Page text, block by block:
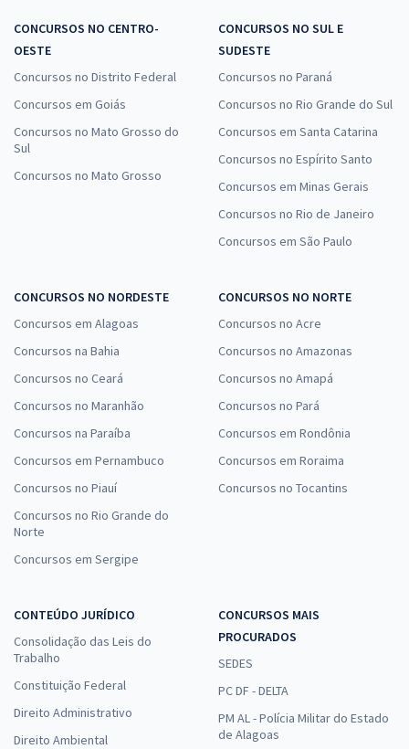
CONCURSOS NO CENTRO-
OESTE
Concursos no Distrito Federal
Concursos em Goiás
Concursos no Mato Grosso do
Sul
Concursos no Mato Grosso
CONCURSOS NO SUL E
SUDESTE
Concursos no Paraná
Concursos no Rio Grande do Sul
Concursos em Santa Catarina
Concursos no Espírito Santo
Concursos em Minas Gerais
Concursos no Rio de Janeiro
Concursos em São Paulo
CONCURSOS NO NORDESTE
Concursos em Alagoas
Concursos na Bahia
Concursos no Ceará
Concursos no Maranhão
Concursos na Paraíba
Concursos em Pernambuco
Concursos no Piauí
Concursos no Rio Grande do
Norte
Concursos em Sergipe
CONCURSOS NO NORTE
Concursos no Acre
Concursos no Amazonas
Concursos no Amapá
Concursos no Pará
Concursos em Rondônia
Concursos em Roraima
Concursos no Tocantins
CONTEÚDO JURÍDICO
Consolidação das Leis do
Trabalho
Constituição Federal
Direito Administrativo
Direito Ambiental
CONCURSOS MAIS
PROCURADOS
SEDES
PC DF - DELTA
PM AL - Polícia Militar do Estado
de Alagoas